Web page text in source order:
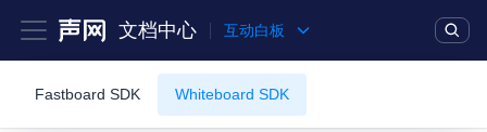
文档中心 互动白板
产品 解决方案 通用文档 Legacy 文档
Fastboard SDK Whiteboard SDK